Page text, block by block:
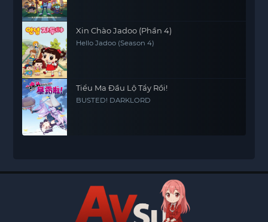
Xin Chào Jadoo (Phần 4)
Hello Jadoo (Season 4)
Tiểu Ma Đầu Lộ Tẩy Rồi!
BUSTED! DARKLORD